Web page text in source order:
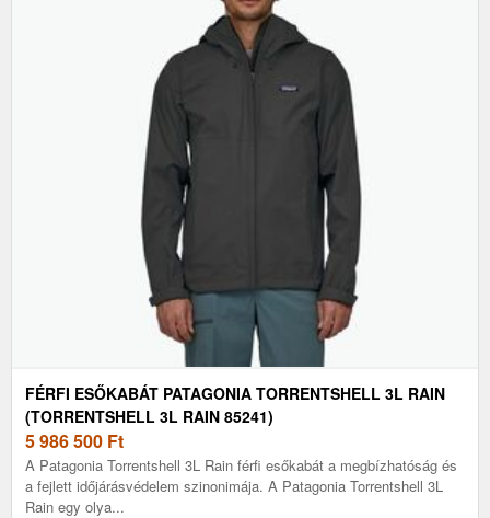
FÉRFI ESŐKABÁT PATAGONIA TORRENTSHELL 3L RAIN
(TORRENTSHELL 3L RAIN 85241)
5 986 500 Ft
A Patagonia Torrentshell 3L Rain férfi esőkabát a megbízhatóság és
a fejlett időjárásvédelem szinonimája. A Patagonia Torrentshell 3L
Rain egy olya...